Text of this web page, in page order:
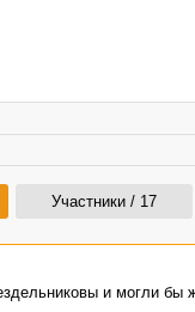
Участники / 17
и могли бы